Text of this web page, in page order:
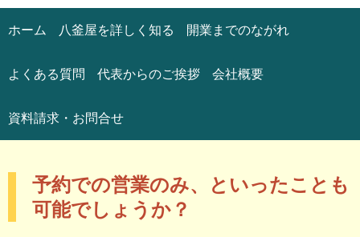
ホーム 八釜屋を詳しく知る 開業までのながれ
よくある質問 代表からのご挨拶 会社概要
資料請求・お問合せ
予約での営業のみ、といったことも
可能でしょうか？